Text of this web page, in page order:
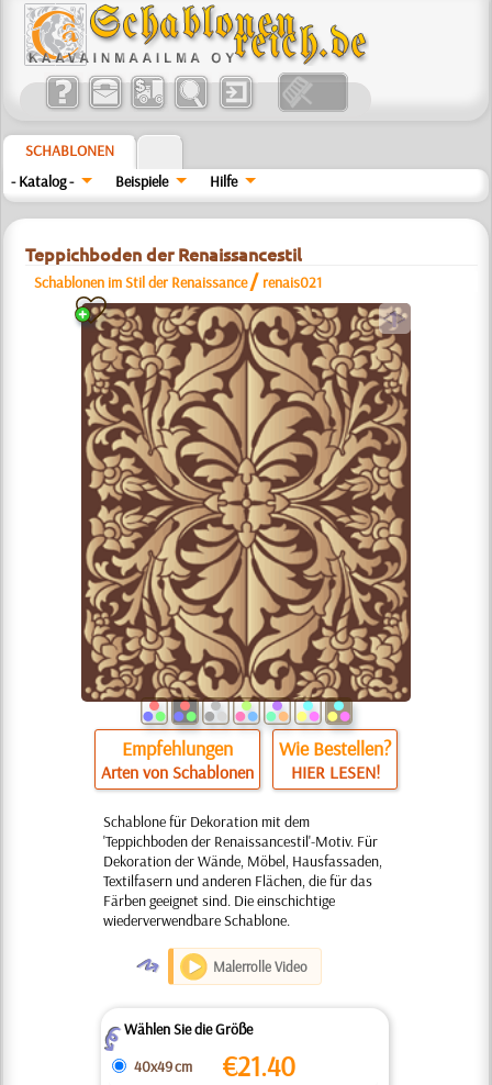
SCHABLONEN
- Katalog -
Beispiele Hilfe
Teppichboden der Renaissancestil
Schablonen im Stil der Renaissance / renais021
a
Empfehlungen
Arten von Schablonen
Wie Bestellen?
HIER LESEN!
Schablone für Dekoration mit dem
'Teppichboden der Renaissancestil'-Motiv. Für
Dekoration der Wände, Möbel, Hausfassaden,
Textilfasern und anderen Flächen, die für das
Färben geeignet sind. Die einschichtige
wiederverwendbare Schablone.
O Malerrolle Video
ZWählen Sie die Größe
40x49 cm
€21.40